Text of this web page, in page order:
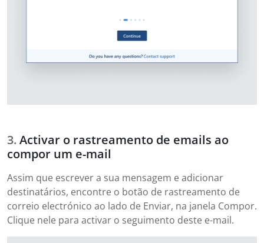
Activar o rastreamento de emails ao
compor um e-mail
Assim que escrever a sua mensagem e adicionar
destinatários, encontre o botão de rastreamento de
correio electrónico ao lado de Enviar, na janela Compor.
Clique nele para activar o seguimento deste e-mail.